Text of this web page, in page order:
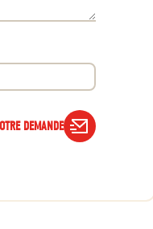
DEMANDE